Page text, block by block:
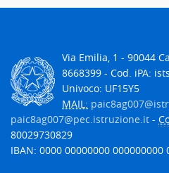
Via Emilia, 1 - 90044
8668399 - Cod. iPA:
Univoco: UF15Y5
MAIL:
paic8ag007@pec.istruzione.it -
80029730829
IBAN: 0000 00000000 000000000